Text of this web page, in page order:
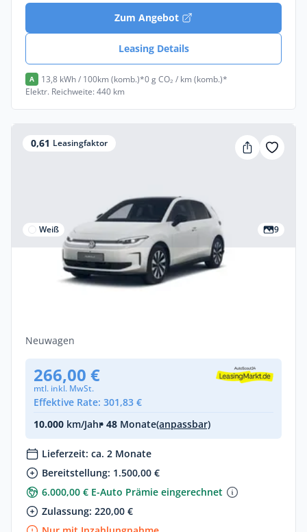
Zum Angebot
Leasing Details
A 13,8 kWh / 100km (komb.)*0 g CO₂ / km (komb.)*
Elektr. Reichweite: 440 km
0,61 Leasingfaktor
Weiß 9
Volkswagen ID.Polo ID. Polo Style 155 kW
Neuwagen
266,00 €
mtl. inkl. MwSt.
Effektive Rate: 301,83 €
10.000 km/Jahr• 48 Monate(anpassbar)
Lieferzeit: ca. 2 Monate
Bereitstellung: 1.500,00 €
6.000,00 € E-Auto Prämie eingerechnet
Zulassung: 220,00 €